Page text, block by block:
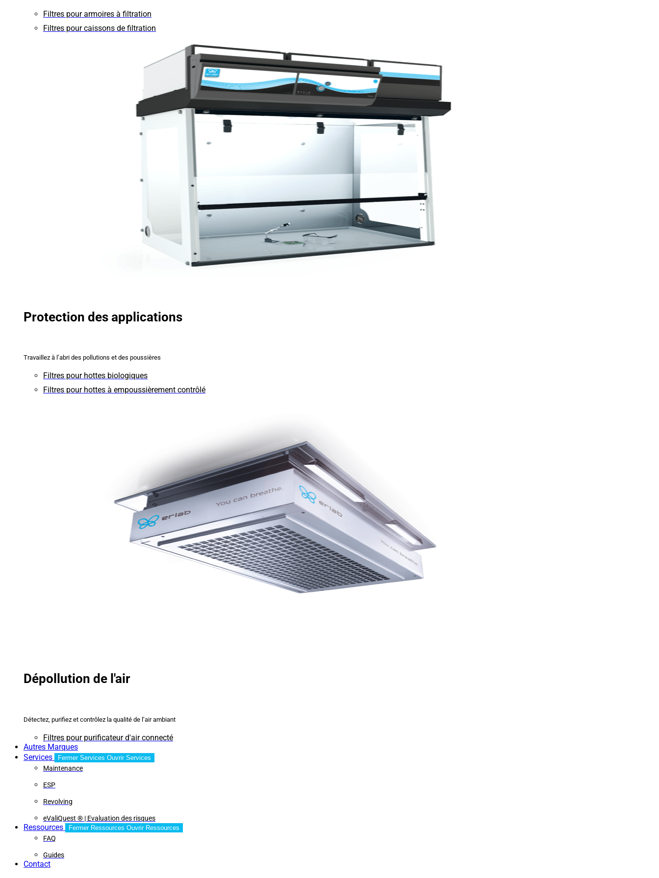
Filtres pour armoires à filtration
Filtres pour caissons de filtration
Protection des applications
Travaillez à l’abri des pollutions et des poussières
Filtres pour hottes biologiques
Filtres pour hottes à empoussièrement contrôlé
Dépollution de l'air
Détectez, purifiez et contrôlez la qualité de l’air ambiant
Filtres pour purificateur d'air connecté
Autres Marques
Services
Fermer Services Ouvrir Services
Maintenance
ESP
Revolving
eValiQuest ® | Evaluation des risques
Ressources Fermer Ressources Ouvrir Ressources
FAQ
Guides
Contact